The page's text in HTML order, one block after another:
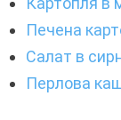
Печена
Салат в
Перлова